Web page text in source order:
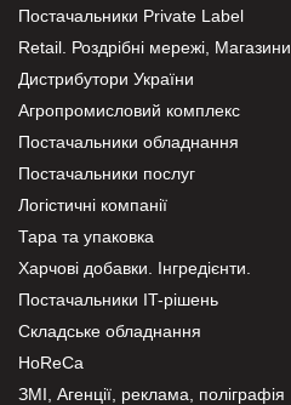
Постачальники Private Label
Retail. Роздрібні мережі, Магазини
Дистрибутори України
Агропромисловий комплекс
Постачальники обладнання
Постачальники послуг
Логістичні компанії
Тара та упаковка
Харчові добавки. Інгредієнти.
Постачальники IT-рішень
Складське обладнання
HoReCa
ЗМІ, Агенції, реклама, поліграфія